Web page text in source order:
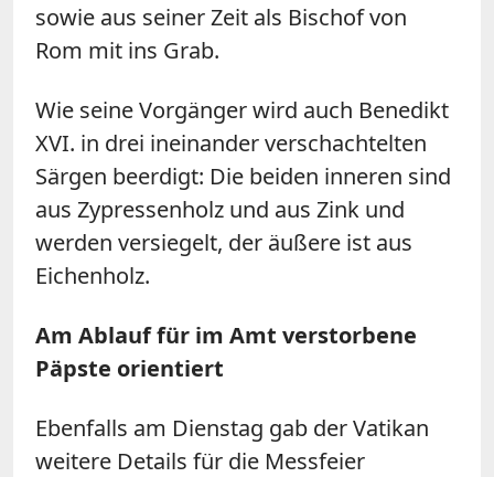
sowie aus seiner Zeit als Bischof von
Rom mit ins Grab.
Wie seine Vorgänger wird auch Benedikt
XVI. in drei ineinander verschachtelten
Särgen beerdigt: Die beiden inneren sind
aus Zypressenholz und aus Zink und
werden versiegelt, der äußere ist aus
Eichenholz.
Am Ablauf für im Amt verstorbene
Päpste orientiert
Ebenfalls am Dienstag gab der Vatikan
weitere Details für die Messfeier